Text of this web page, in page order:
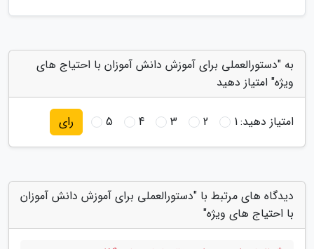
به "دستورالعملی برای آموزش دانش آموزان با احتیاج های
ویژه" امتیاز دهید
امتیاز دهید:1
2
3
4
5 رای
دیدگاه های مرتبط با "دستورالعملی برای آموزش دانش آموزان
با احتیاج های ویژه"